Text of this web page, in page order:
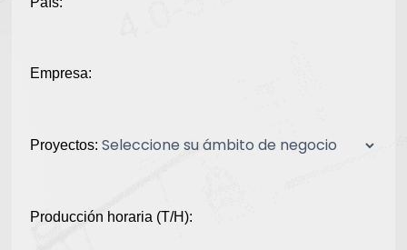
Empresa:
Proyectos:
Producción horaria (T/H):